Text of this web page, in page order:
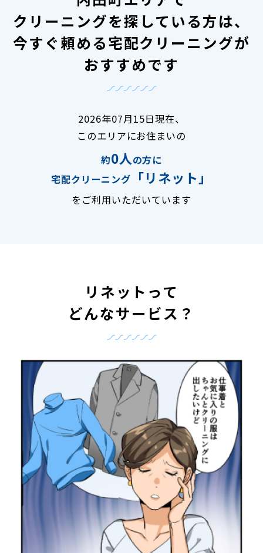
クリーニングを探している方は、
今すぐ頼める宅配クリーニングが
おすすめです
2026年07月15日現在、
このエリアにお住まいの
約0人の方に
宅配クリーニング
「リネット」
をご利用いただいています
リネットって
どんなサービス？